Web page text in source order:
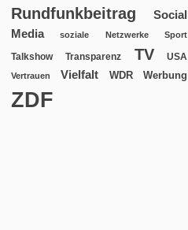
Rundfunkbeitrag
Social
Media
soziale Netzwerke Sport
Talkshow Transparenz TV USA
Vertrauen Vielfalt WDR Werbung
ZDF